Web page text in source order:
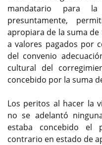
mandatario para
presuntamente,
apropiara de la suma de
a valores pagados por
del convenio
cultural del
concebido por la suma
Los peritos al hacer la
no se adelantó
estaba concebido el
contrario en estado de